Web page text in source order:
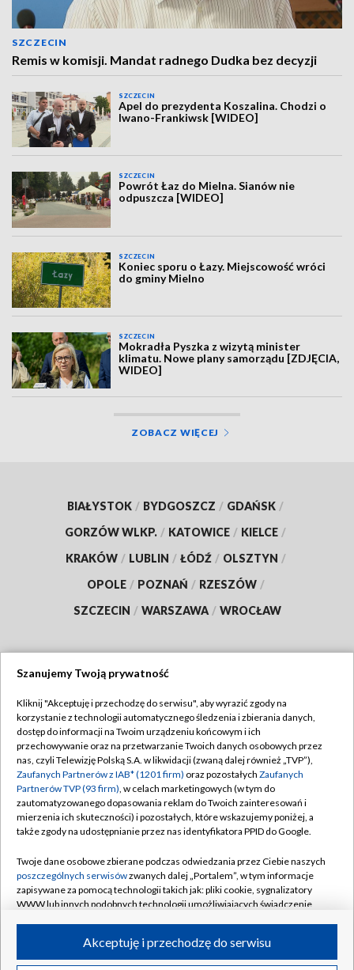
SZCZECIN
Remis w komisji. Mandat radnego Dudka bez decyzji
SZCZECIN
Apel do prezydenta Koszalina. Chodzi o
Iwano-Frankiwsk [WIDEO]
SZCZECIN
Powrót Łaz do Mielna. Sianów nie
odpuszcza [WIDEO]
SZCZECIN
Koniec sporu o Łazy. Miejscowość wróci
do gminy Mielno
SZCZECIN
Mokradła Pyszka z wizytą minister
klimatu. Nowe plany samorządu [ZDJĘCIA,
WIDEO]
ZOBACZ WIĘCEJ
BIAŁYSTOK / BYDGOSZCZ / GDAŃSK /
GORZÓW WLKP. / KATOWICE / KIELCE /
KRAKÓW / LUBLIN / ŁÓDŹ / OLSZTYN /
OPOLE / POZNAŃ / RZESZÓW /
SZCZECIN / WARSZAWA / WROCŁAW
TVP
Abonament TVP
Emisja w TVP
Centrum informacji TVP
Naziemna Telewizja Cyfrowa
Rada Programowa
System NOS
Informacje o nadawcy
Program dla prasy
Regulamin TVP
Polityka prywatności
Moje zgody
Pomoc
Kontakt
Kanały
©2026 Telewizja Polska S.A. w likwidacji
Szanujemy Twoją prywatność
Kliknij "Akceptuję i przechodzę do serwisu", aby wyrazić zgody na
korzystanie z technologii automatycznego śledzenia i zbierania danych,
dostęp do informacji na Twoim urządzeniu końcowym i ich
przechowywanie oraz na przetwarzanie Twoich danych osobowych przez
nas, czyli Telewizję Polską S.A. w likwidacji (zwaną dalej również „TVP”),
Zaufanych Partnerów z IAB* (1201 firm) oraz pozostałych Zaufanych
Partnerów TVP (93 firm), w celach marketingowych (w tym do
zautomatyzowanego dopasowania reklam do Twoich zainteresowań i
mierzenia ich skuteczności) i pozostałych, które wskazujemy poniżej, a
także zgody na udostępnianie przez nas identyfikatora PPID do Google.
Twoje dane osobowe zbierane podczas odwiedzania przez Ciebie naszych
poszczególnych serwisówzwanych dalej „Portalem”, w tym informacje
zapisywane za pomocą technologii takich jak: pliki cookie, sygnalizatory
WWW lub innych podobnych technologii umożliwiających świadczenie
ruchu w Internecie.Akceptuję i przechodzę do serwisu